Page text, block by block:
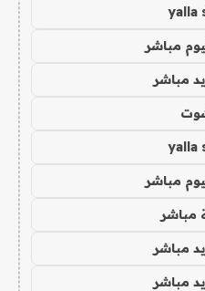
yalla
مباشر
مباشر
yalla
مباشر
مباشر
مباشر
مباشر